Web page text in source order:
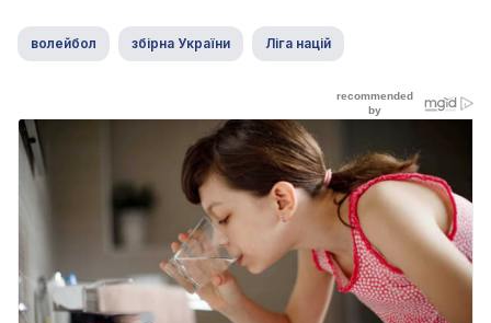
волейбол збірна України Ліга націй